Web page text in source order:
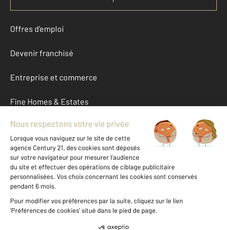
Offres d'emploi
Devenir franchisé
Entreprise et commerce
Fine Homes & Estates
À propos
International
Nous contacter